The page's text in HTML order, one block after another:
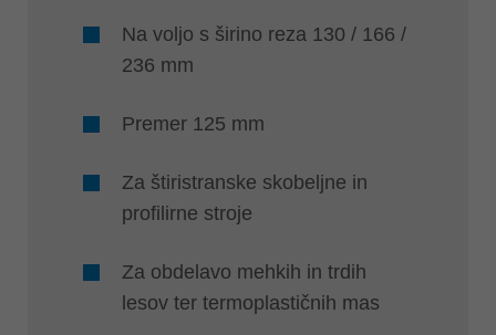
Na voljo s širino reza 130 / 166 /
236 mm
Premer 125 mm
Za štiristranske skobeljne in
profilirne stroje
Za obdelavo mehkih in trdih
lesov ter termoplastičnih mas